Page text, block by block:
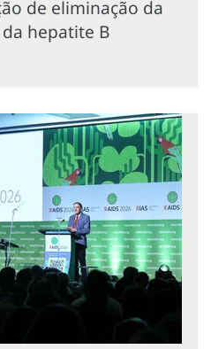
de eliminação da
hepatite B